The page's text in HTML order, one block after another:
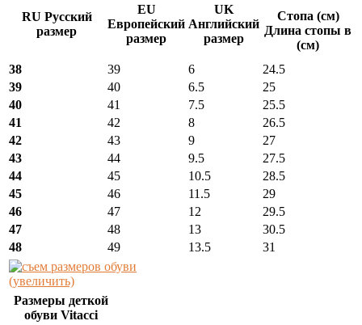
RU Русский
размер
EU
Европейский
размер
UK
Английский
размер
Стопа (см)
Длина стопы в
(см)
38
39 6
24.5
39
40 6.5
25
40
41 7.5
25.5
41
42 8
26.5
42
43 9
27
43
44 9.5
27.5
44
45 10.5
28.5
45
46 11.5
29
46
47 12
29.5
47
48 13
30.5
48
49 13.5 31
(увеличить)
Размеры деткой
обуви Vitacci